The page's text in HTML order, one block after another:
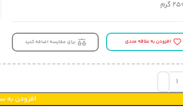
افزودن به علاقه مندی برای مقایسه اضافه کنید
افزودن به